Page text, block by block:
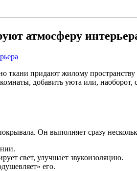
атмосферу
ткани придают жилому
добавить уюта или, наоборот,
Он выполняет сразу
свет, улучшает звукоизоляцию.
его.